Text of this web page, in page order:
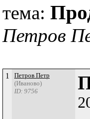
тема:
Петров
1
Петров Петр
(Иваново)
ID: 9756